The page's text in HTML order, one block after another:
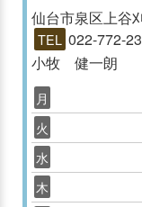
仙台市泉区上谷
TEL 022-772-
小牧 健一朗
月
火
水
木